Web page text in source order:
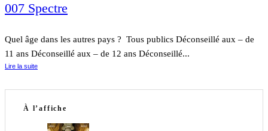
007 Spectre
Quel âge dans les autres pays ? Tous publics Déconseillé aux – de
11 ans Déconseillé aux – de 12 ans Déconseillé...
Lire la suite
À l’affiche